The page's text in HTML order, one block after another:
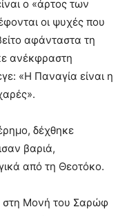
ο «άρτος των
οι ψυχές που
αφάνταστα τη
ανέκφραστη
«Η Παναγία είναι η
δέχθηκε
βαριά,
από τη Θεοτόκο.
στη Μονή του Σαρώφ